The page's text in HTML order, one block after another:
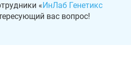
« ИнЛаб Генетикс
вас вопрос!